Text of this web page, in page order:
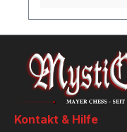
Kontakt & Hilfe